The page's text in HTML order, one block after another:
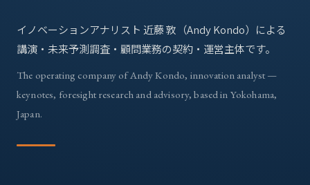
イノベーションアナリスト 近藤 敦（Andy Kondo）による
講演・未来予測調査・顧問業務の契約・運営主体です。
The operating company of Andy Kondo, innovation analyst —
keynotes, foresight research and advisory, based in Yokohama,
Japan.